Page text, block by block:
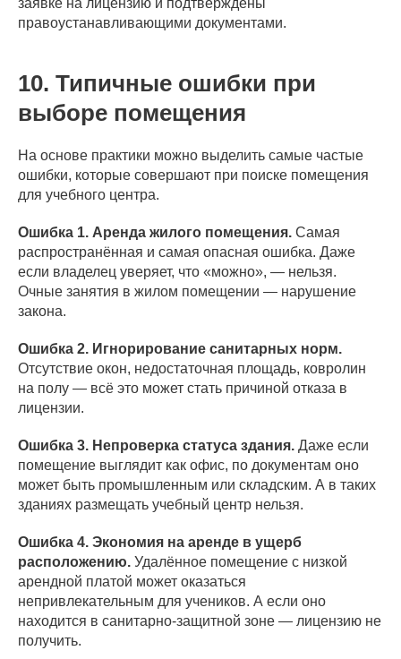
заявке на лицензию и подтверждены
правоустанавливающими документами.
10. Типичные ошибки при
выборе помещения
На основе практики можно выделить самые частые
ошибки, которые совершают при поиске помещения
для учебного центра.
Ошибка 1. Аренда жилого помещения. Самая
распространённая и самая опасная ошибка. Даже
если владелец уверяет, что «можно», — нельзя.
Очные занятия в жилом помещении — нарушение
закона.
Ошибка 2. Игнорирование санитарных норм.
Отсутствие окон, недостаточная площадь, ковролин
на полу — всё это может стать причиной отказа в
лицензии.
Ошибка 3. Непроверка статуса здания. Даже если
помещение выглядит как офис, по документам оно
может быть промышленным или складским. А в таких
зданиях размещать учебный центр нельзя.
Ошибка 4. Экономия на аренде в ущерб
расположению. Удалённое помещение с низкой
арендной платой может оказаться
непривлекательным для учеников. А если оно
находится в санитарно-защитной зоне — лицензию не
получить.